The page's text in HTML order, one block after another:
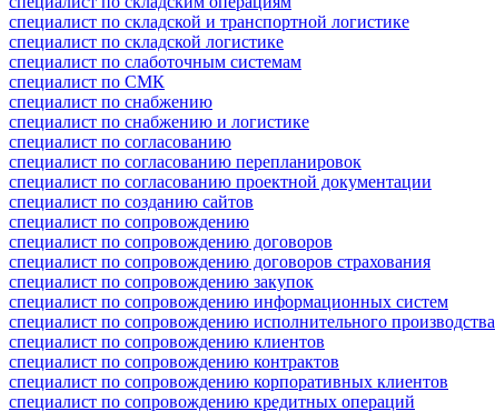
специалист по складской и транспортной логистике
специалист по складской логистике
специалист по слаботочным системам
специалист по СМК
специалист по снабжению
специалист по снабжению и логистике
специалист по согласованию
специалист по согласованию перепланировок
специалист по согласованию проектной документации
специалист по созданию сайтов
специалист по сопровождению
специалист по сопровождению договоров
специалист по сопровождению договоров страхования
специалист по сопровождению закупок
специалист по сопровождению информационных систем
специалист по сопровождению исполнительного производства
специалист по сопровождению клиентов
специалист по сопровождению контрактов
специалист по сопровождению корпоративных клиентов
специалист по сопровождению кредитных операций